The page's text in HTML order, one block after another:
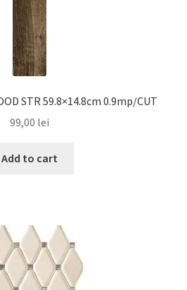
STR 59.8×14.8cm 0.9mp/CUT
99,00 lei
Add to cart